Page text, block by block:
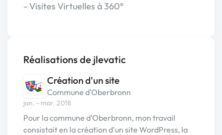
- Visites Virtuelles à 360°
Réalisations de jlevatic
Création d'un site
Commune d'Oberbronn
jan. - mar. 2018
Pour la commune d'Oberbronn, mon travail
consistait en la création d'un site WordPress, la